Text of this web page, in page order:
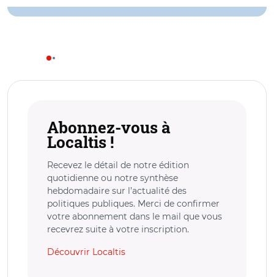
Abonnez-vous à
Localtis !
Recevez le détail de notre édition
quotidienne ou notre synthèse
hebdomadaire sur l’actualité des
politiques publiques. Merci de confirmer
votre abonnement dans le mail que vous
recevrez suite à votre inscription.
Découvrir Localtis